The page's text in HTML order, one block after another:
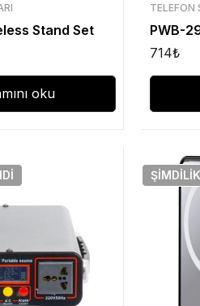
Stand Set
oku
TELEFON
PWB-
714₺
ŞIMDILIK